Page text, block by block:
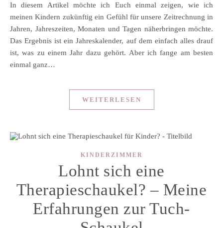
In diesem Artikel möchte ich Euch einmal zeigen, wie ich
meinen Kindern zukünftig ein Gefühl für unsere Zeitrechnung in
Jahren, Jahreszeiten, Monaten und Tagen näherbringen möchte.
Das Ergebnis ist ein Jahreskalender, auf dem einfach alles drauf
ist, was zu einem Jahr dazu gehört. Aber ich fange am besten
einmal ganz…
WEITERLESEN
KINDERZIMMER
Lohnt sich eine
Therapieschaukel? – Meine
Erfahrungen zur Tuch-